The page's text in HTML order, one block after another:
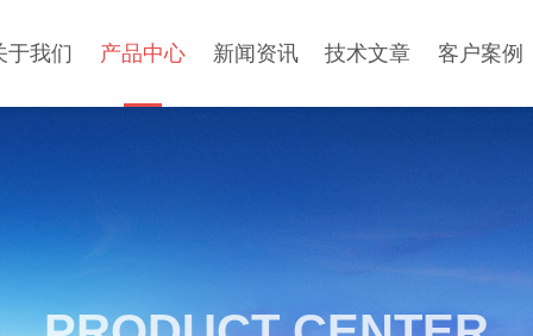
于我们 产品中心 新闻资讯 技术文章 客户案例